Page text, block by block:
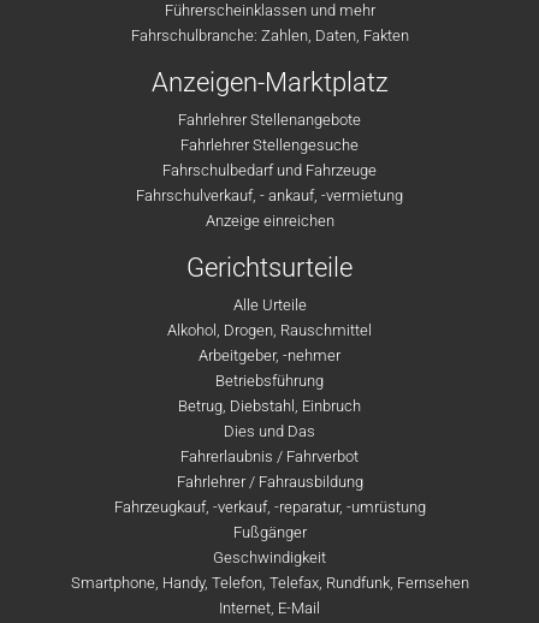
Führerscheinklassen und mehr
Fahrschulbranche: Zahlen, Daten, Fakten
Anzeigen-Marktplatz
Fahrlehrer Stellenangebote
Fahrlehrer Stellengesuche
Fahrschulbedarf und Fahrzeuge
Fahrschulverkauf, - ankauf, -vermietung
Anzeige einreichen
Gerichtsurteile
Alle Urteile
Alkohol, Drogen, Rauschmittel
Arbeitgeber, -nehmer
Betriebsführung
Betrug, Diebstahl, Einbruch
Dies und Das
Fahrerlaubnis / Fahrverbot
Fahrlehrer / Fahrausbildung
Fahrzeugkauf, -verkauf, -reparatur, -umrüstung
Fußgänger
Geschwindigkeit
Smartphone, Handy, Telefon, Telefax, Rundfunk, Fernsehen
Internet, E-Mail